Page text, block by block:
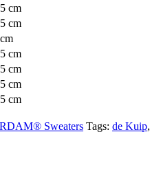
cm
cm
cm
cm
cm
cm
RDAM® Sweaters Tags: de Kuip,